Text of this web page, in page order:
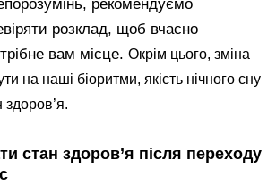
рекомендуємо
розклад, щоб вчасно
вам місце.Окрім цього, зміна
на наші біоритми, якість нічного сну
здоров’я.
стан здоров’я після переходу